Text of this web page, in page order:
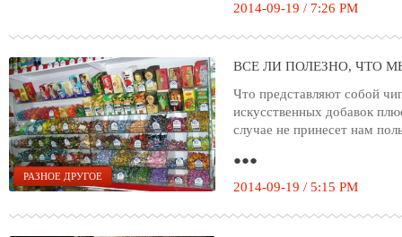
2014-09-19 / 7:26 PM
РАЗНОЕ ДРУГОЕ
ВСЕ ЛИ ПОЛЕЗНО, ЧТО
Что представляют собой
искусственных добавок
случае не принесет нам
●●●
2014-09-19 / 5:15 PM